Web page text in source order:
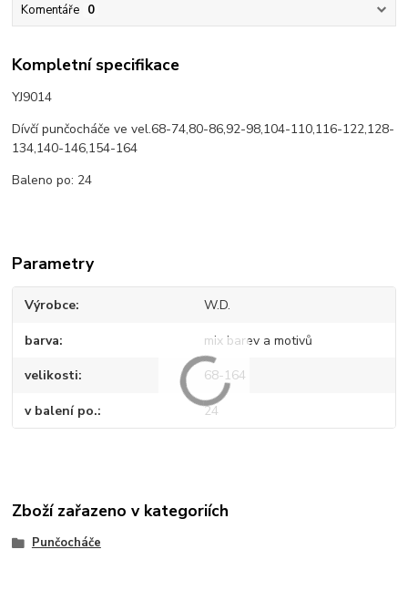
Komentáře 0
Kompletní specifikace
YJ9014
Dívčí punčocháče ve vel.68-74,80-86,92-98,104-110,116-122,128-
134,140-146,154-164
Baleno po: 24
Parametry
Výrobce W.D.
barva mix barev a motivů
velikosti 68-164
v balení po. 24
Zboží zařazeno v kategoriích
Punčocháče